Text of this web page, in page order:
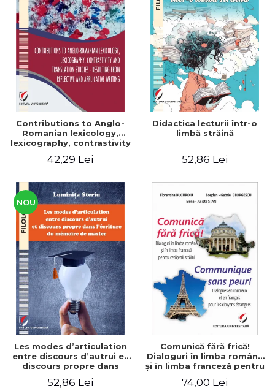
Contributions to Anglo-
Romanian lexicology,
lexicography, contrastivity
Resulting from reflective
42,29 Lei
Didactica lecturii într-o
limbă străină
52,86 Lei
NOU
Les modes d’articulation
entre discours d’autrui et
discours propre dans
master
52,86 Lei
Comunică fără frică!
Dialoguri în limba română
şi în limba franceză pentru
străini/Communique sans
74,00 Lei